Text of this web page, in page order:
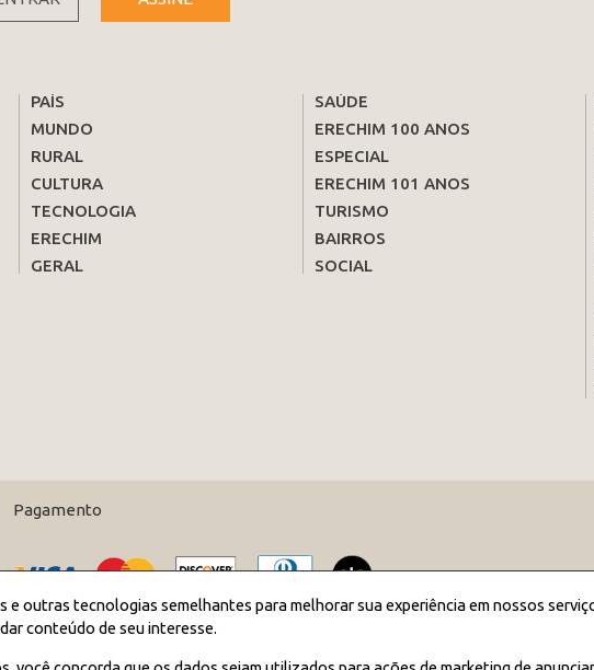
PAÍS
MUNDO
RURAL
CULTURA
TECNOLOGIA
ERECHIM
GERAL
SAÚDE
ERECHIM 100 ANOS
ESPECIAL
ERECHIM 101 ANOS
TURISMO
BAIRROS
SOCIAL
Pagamento
2026 JORNAL BOM DIA - Todos os direitos
e outras tecnologias semelhantes para melhorar sua experiência em nossos
conteúdo de seu interesse.